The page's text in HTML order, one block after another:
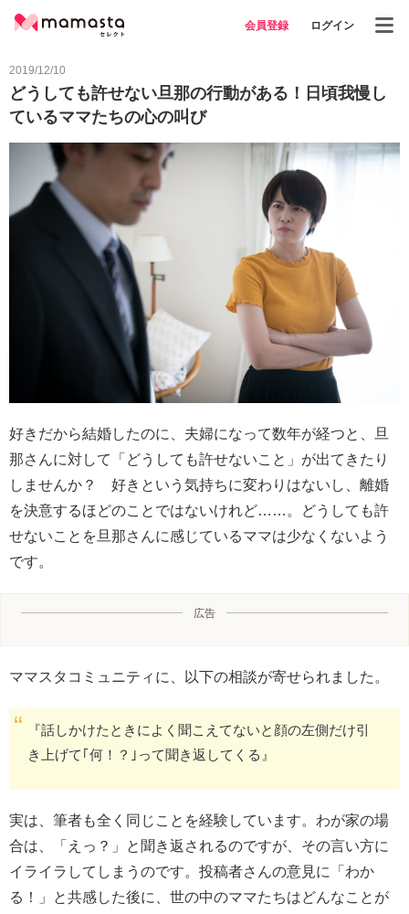
会員登録 ログイン
2019/12/10
どうしても許せない旦那の行動がある！日頃我慢し
ているママたちの心の叫び
好きだから結婚したのに、夫婦になって数年が経つと、旦
那さんに対して「どうしても許せないこと」が出てきたり
しませんか？ 好きという気持ちに変わりはないし、離婚
を決意するほどのことではないけれど……。どうしても許
せないことを旦那さんに感じているママは少なくないよう
です。
広告
ママスタコミュニティに、以下の相談が寄せられました。
『話しかけたときによく聞こえてないと顔の左側だけ引
き上げて｢何！？｣って聞き返してくる』
実は、筆者も全く同じことを経験しています。わが家の場
合は、「えっ？」と聞き返されるのですが、その言い方に
イライラしてしまうのです。投稿者さんの意見に「わか
る！」と共感した後に、世の中のママたちはどんなことが